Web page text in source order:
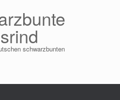
schwarzbunten